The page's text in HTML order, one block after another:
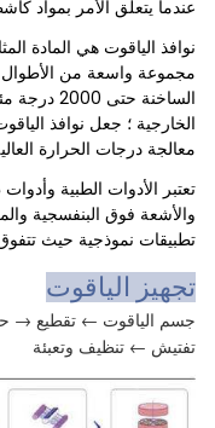
عندما يتعلق الأمر بمواد
نوافذ الياقوت هي المادة
مجموعة واسعة من الأطوال
الساخنة
الخارجية ؛ جعل نوافذ
معالجة درجات الحرارة
تعتبر الأدوات الطبية
والأشعة فوق البنفسجية
تطبيقات نموذجية حيث
تجهيز الياقوت
جسم الياقوت ← تقطيع →
تفتيش ← تنظيف وتعبئة